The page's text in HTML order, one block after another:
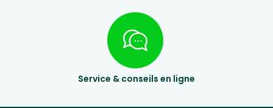
Service & conseils en ligne